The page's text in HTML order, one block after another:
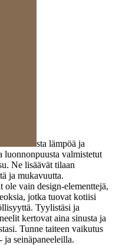
sta lämpöä ja
luonnonpuusta valmistetut
Ne lisäävät tilaan
ja mukavuutta.
ole vain design-elementtejä,
jotka tuovat kotiisi
Tyylistäsi ja
kertovat aina sinusta ja
Tunne taiteen vaikutus
seinäpaneeleilla.